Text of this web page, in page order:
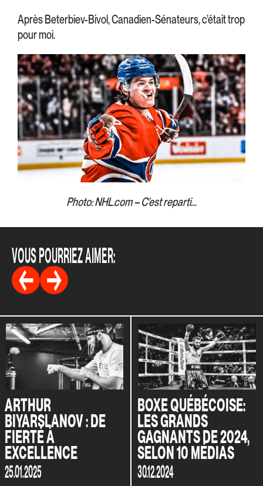
Après Beterbiev-Bivol, Canadien-Sénateurs, c’était trop
pour moi.
Photo: NHL.com – C’est reparti…
VOUS POURRIEZ AIMER:
ARTHUR
BIYARSLANOV : DE
FIERTÉ À
EXCELLENCE
25.01.2025
BOXE QUÉBÉCOISE:
LES GRANDS
GAGNANTS DE 2024,
SELON 10 MÉDIAS
30.12.2024